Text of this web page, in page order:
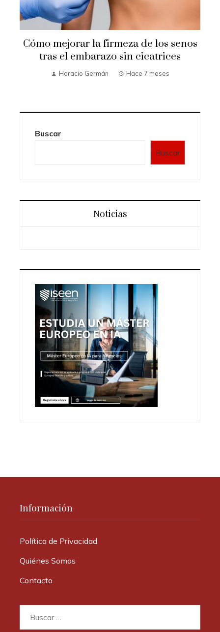
Cómo mejorar la firmeza de los senos
tras el embarazo sin cicatrices
Horacio Germán Hace 7 meses
Buscar
Buscar
Noticias
Información
Política de Privacidad
Quiénes Somos
Contacto